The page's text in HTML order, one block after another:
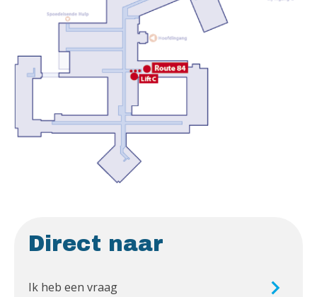
Direct naar
Ik heb een vraag